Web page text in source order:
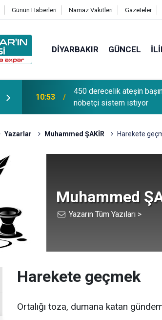
Günün Haberleri Namaz Vakitleri Gazeteler
DIYARBAKIR GÜNCEL
nöbetçi sistem istiyor
10:52
Dr. Ergün: Yaz aylarında
açabilir
Yazarlar Muhammed ŞAKİR Harekete
Muhammed
Yazarın Tüm Yazıları >
Harekete geçmek
Ortalığı toza, dumana katan